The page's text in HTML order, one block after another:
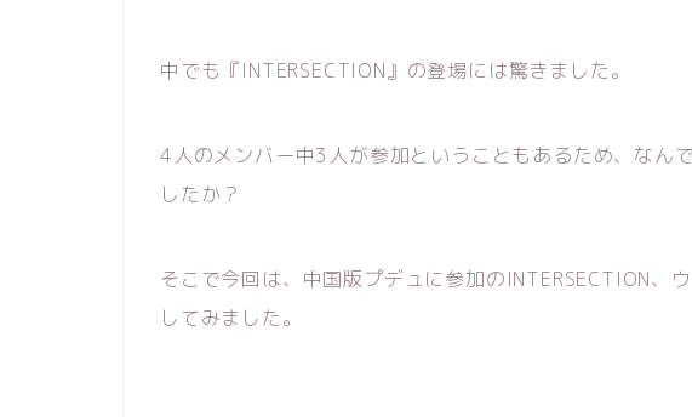
中でも『INTERSECTION』の登場には驚きました。
4人のメンバー中3人が参加ということもあるため、なん
したか？
そこで今回は、中国版プデュに参加のINTERSECTION、
してみました。